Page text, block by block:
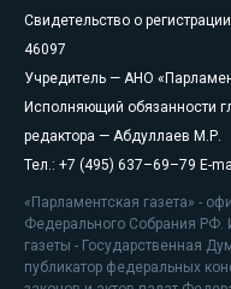
Свидетельство о
46097
Учредитель — АНО
Исполняющий обязанности
редактора — Абдуллаев М.Р.
Тел.: +7 (495) 637–69–79 E-
«Парламентская газета» -
Федерального Собрания РФ.
газеты - Государственная
публикатор федеральных